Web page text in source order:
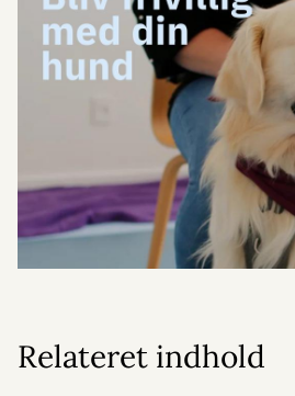
Relateret indhold